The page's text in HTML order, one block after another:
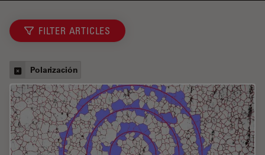
FILTER ARTICLES
Polarización